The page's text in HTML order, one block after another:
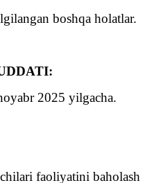
boshqa holatlar.
2025 yilgacha.
faoliyatini baholash